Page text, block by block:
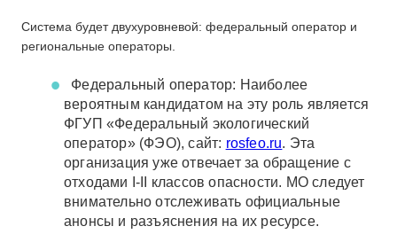
Система будет двухуровневой: федеральный оператор и
региональные операторы.
Федеральный оператор: Наиболее
вероятным кандидатом на эту роль является
ФГУП «Федеральный экологический
оператор» (ФЭО), сайт: rosfeo.ru. Эта
организация уже отвечает за обращение с
отходами I-II классов опасности. МО следует
внимательно отслеживать официальные
анонсы и разъяснения на их ресурсе.